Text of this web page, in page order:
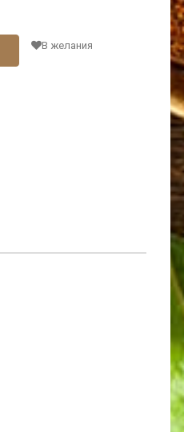
В желания